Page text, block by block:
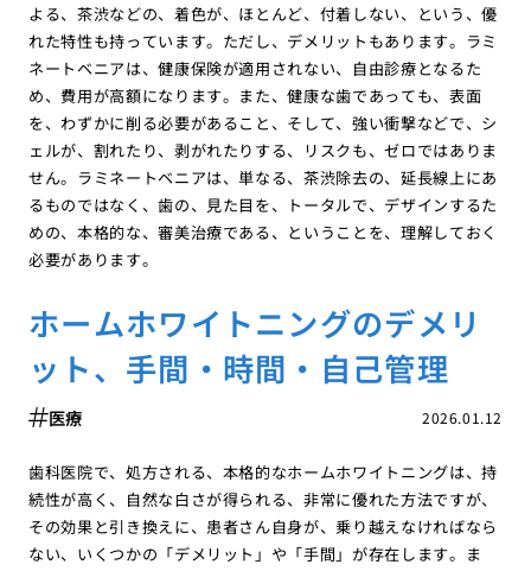
よる、茶渋などの、着色が、ほとんど、付着しない、という、優
れた特性も持っています。ただし、デメリットもあります。ラミ
ネートベニアは、健康保険が適用されない、自由診療となるた
め、費用が高額になります。また、健康な歯であっても、表面
を、わずかに削る必要があること、そして、強い衝撃などで、シ
ェルが、割れたり、剥がれたりする、リスクも、ゼロではありま
せん。ラミネートベニアは、単なる、茶渋除去の、延長線上にあ
るものではなく、歯の、見た目を、トータルで、デザインするた
めの、本格的な、審美治療である、ということを、理解しておく
必要があります。
ホームホワイトニングのデメリ
ット、手間・時間・自己管理
2026.01.12
医療
歯科医院で、処方される、本格的なホームホワイトニングは、持
続性が高く、自然な白さが得られる、非常に優れた方法ですが、
その効果と引き換えに、患者さん自身が、乗り越えなければなら
ない、いくつかの「デメリット」や「手間」が存在します。ま